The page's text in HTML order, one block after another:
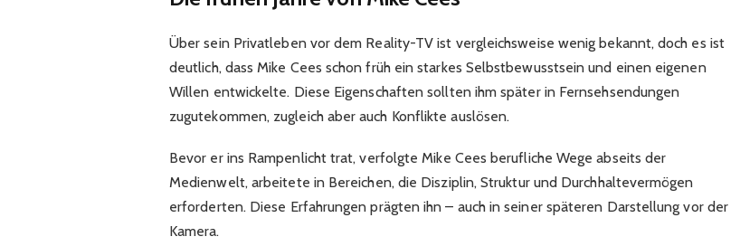
Über sein Privatleben vor dem Reality-TV ist vergleichsweise wenig bekannt, doch es ist
deutlich, dass Mike Cees schon früh ein starkes Selbstbewusstsein und einen eigenen
Willen entwickelte. Diese Eigenschaften sollten ihm später in Fernsehsendungen
zugutekommen, zugleich aber auch Konflikte auslösen.
Bevor er ins Rampenlicht trat, verfolgte Mike Cees berufliche Wege abseits der
Medienwelt, arbeitete in Bereichen, die Disziplin, Struktur und Durchhaltevermögen
erforderten. Diese Erfahrungen prägten ihn – auch in seiner späteren Darstellung vor der
Kamera.